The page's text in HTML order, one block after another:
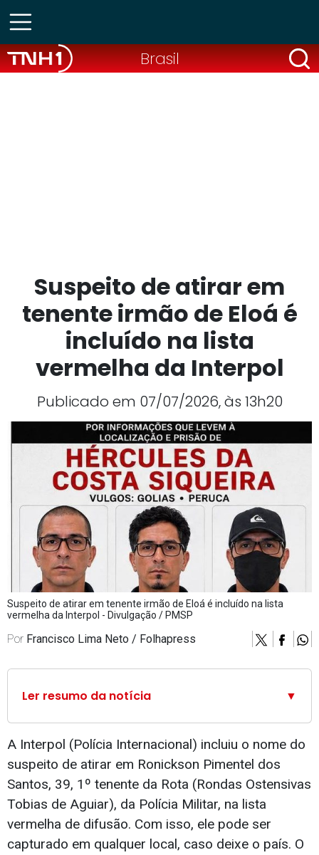
Brasil
Suspeito de atirar em
tenente irmão de Eloá é
incluído na lista
vermelha da Interpol
Publicado em 07/07/2026, às 13h20
Suspeito de atirar em tenente irmão de Eloá é incluído na lista
vermelha da Interpol - Divulgação / PMSP
Por Francisco Lima Neto / Folhapress
Ler resumo da notícia ▼
A Interpol (Polícia Internacional) incluiu o nome do
suspeito de atirar em Ronickson Pimentel dos
Santos, 39, 1º tenente da Rota (Rondas Ostensivas
Tobias de Aguiar), da Polícia Militar, na lista
vermelha de difusão. Com isso, ele pode ser
capturado em qualquer local, caso deixe o país. O